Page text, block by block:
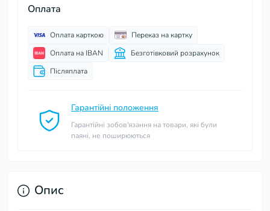
Оплата
Оплата карткою
Переказ на картку
Оплата на IBAN
Безготівковий розрахунок
Післяплата
Гарантійні положення
Гарантійні зобов'язання на товари, які були
паяні, не поширюються
Опис